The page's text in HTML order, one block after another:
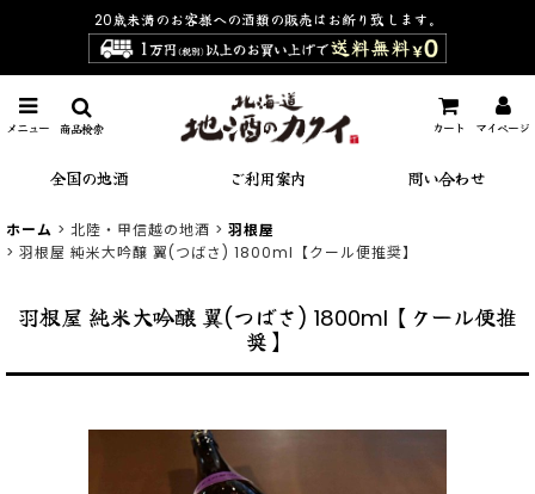
20歳未満のお客様への酒類の販売は お断り致します。
メニュー カート マイページ
全国の地酒 ご利用案内 問い合わせ
商品検索
ホーム > 北陸・甲信越の地酒 > 羽根屋
> 羽根屋 純米大吟醸 翼(つばさ) 1800ml【クール便推奨】
羽根屋 純米大吟醸 翼(つばさ) 1800ml【クール便推
奨】